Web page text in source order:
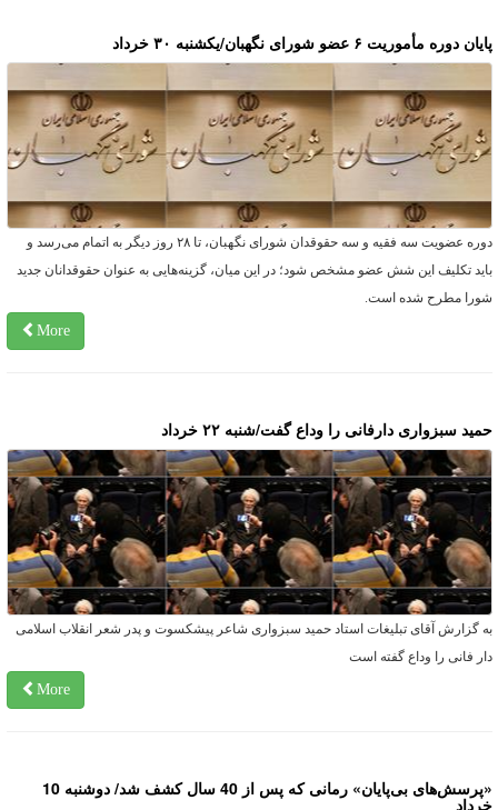
دوره مأموریت ۶ عضو شورای نگهبان/یکشنبه ۳۰ خرداد
دوره عضویت سه فقیه و سه حقوقدان شورای نگهبان، تا ۲۸ روز دیگر به اتمام می‌رسد و
تکلیف این شش عضو مشخص شود؛ در این میان، گزینه‌هایی به عنوان حقوقدانان جدید
مطرح شده است.
More
سبزواری دارفانی را وداع گفت/شنبه ۲۲ خرداد
گزارش آقای تبلیغات استاد حمید سبزواری شاعر پیشکسوت و پدر شعر انقلاب اسلامی
فانی را وداع گفته است
More
«پرسش‌های بی‌پایان» رمانی که پس از 40 سال کشف شد/ دوشنبه 10